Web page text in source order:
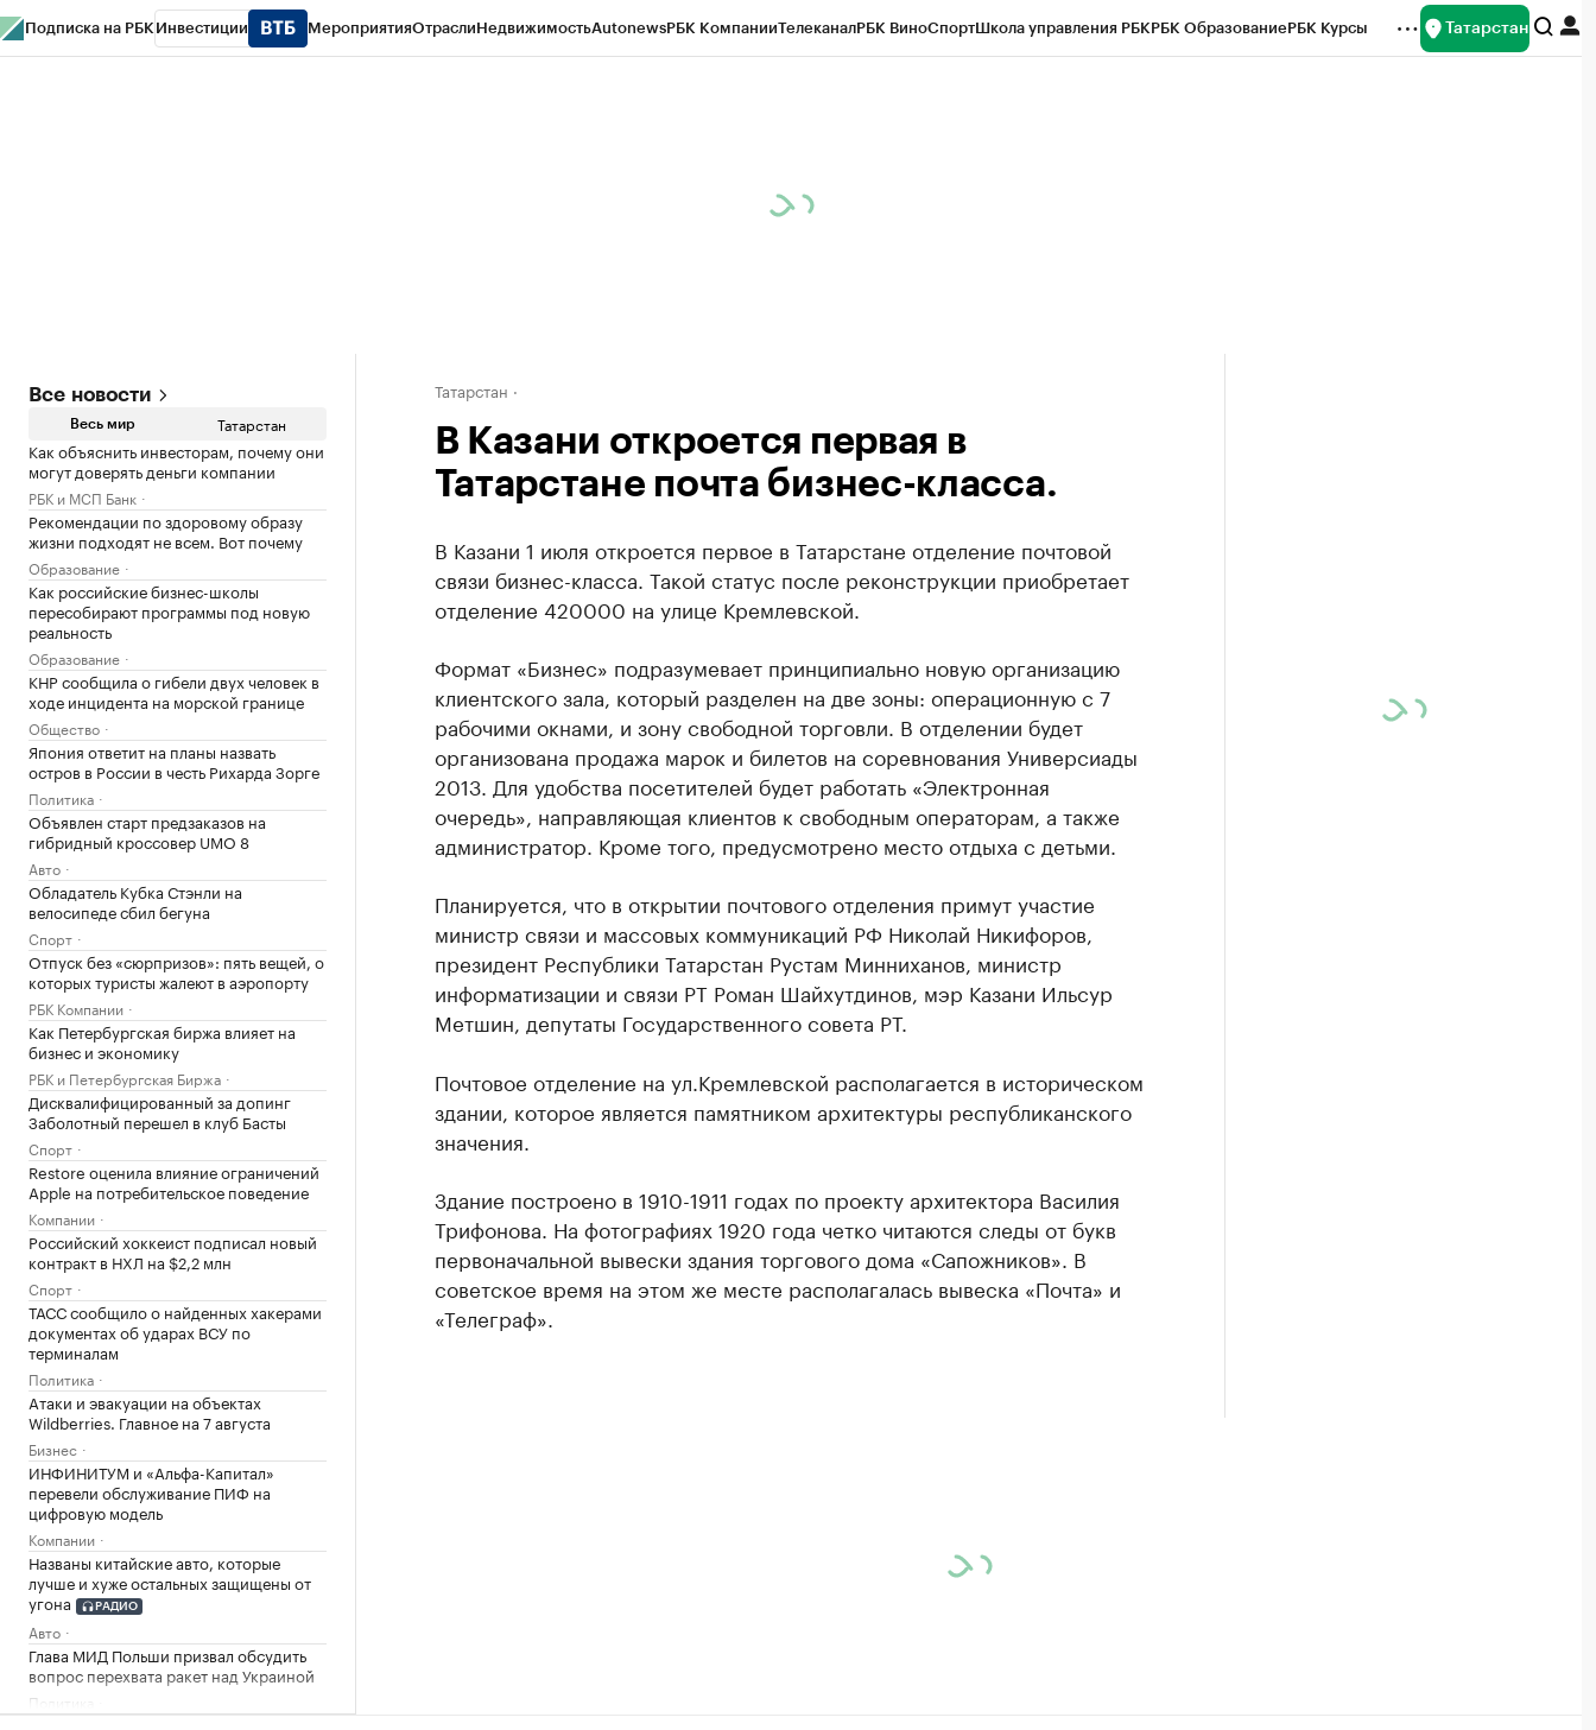
Подписка на РБК Инвестиции МероприятияОтраслиНедвижимостьAutonewsРБК КомпанииТелеканалРБК ВиноСпортШкола управления РБКРБК ОбразованиеРБК Курсы Татарстан
Все новости
Весь мир Татарстан
Как объяснить инвесторам, почему они
могут доверять деньги компании
РБК и МСП Банк
Рекомендации по здоровому образу
жизни подходят не всем. Вот почему
Образование
Как российские бизнес-школы
пересобирают программы под новую
реальность
Образование
КНР сообщила о гибели двух человек в
ходе инцидента на морской границе
Общество
Япония ответит на планы назвать
остров в России в честь Рихарда Зорге
Политика
Объявлен старт предзаказов на
гибридный кроссовер UMO 8
Авто
Обладатель Кубка Стэнли на
велосипеде сбил бегуна
Спорт
Отпуск без «сюрпризов»: пять вещей, о
которых туристы жалеют в аэропорту
РБК Компании
Как Петербургская биржа влияет на
бизнес и экономику
РБК и Петербургская Биржа
Дисквалифицированный за допинг
Заболотный перешел в клуб Басты
Спорт
Restore оценила влияние ограничений
Apple на потребительское поведение
Компании
Российский хоккеист подписал новый
контракт в НХЛ на $2,2 млн
Спорт
ТАСС сообщило о найденных хакерами
документах об ударах ВСУ по
терминалам
Политика
Атаки и эвакуации на объектах
Wildberries. Главное на 7 августа
Бизнес
ИНФИНИТУМ и «Альфа-Капитал»
перевели обслуживание ПИФ на
цифровую модель
Компании
Названы китайские авто, которые
лучше и хуже остальных защищены от
угона
РАДИО
Авто
Глава МИД Польши призвал обсудить
вопрос перехвата ракет над Украиной
Политика
Татарстан
В Казани откроется первая в
Татарстане почта бизнес-класса.
В Казани 1 июля откроется первое в Татарстане отделение почтовой
связи бизнес-класса. Такой статус после реконструкции приобретает
отделение 420000 на улице Кремлевской.
Формат «Бизнес» подразумевает принципиально новую организацию
клиентского зала, который разделен на две зоны: операционную с 7
рабочими окнами, и зону свободной торговли. В отделении будет
организована продажа марок и билетов на соревнования Универсиады
2013. Для удобства посетителей будет работать «Электронная
очередь», направляющая клиентов к свободным операторам, а также
администратор. Кроме того, предусмотрено место отдыха с детьми.
Планируется, что в открытии почтового отделения примут участие
министр связи и массовых коммуникаций РФ Николай Никифоров,
президент Республики Татарстан Рустам Минниханов, министр
информатизации и связи РТ Роман Шайхутдинов, мэр Казани Ильсур
Метшин, депутаты Государственного совета РТ.
Почтовое отделение на ул.Кремлевской располагается в историческом
здании, которое является памятником архитектуры республиканского
значения.
Здание построено в 1910-1911 годах по проекту архитектора Василия
Трифонова. На фотографиях 1920 года четко читаются следы от букв
первоначальной вывески здания торгового дома «Сапожников». В
советское время на этом же месте располагалась вывеска «Почта» и
«Телеграф».